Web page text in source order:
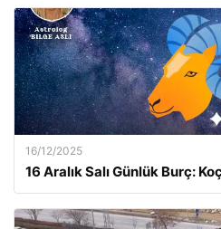
16/12/2025
16 Aralık Salı Günlük Burç: